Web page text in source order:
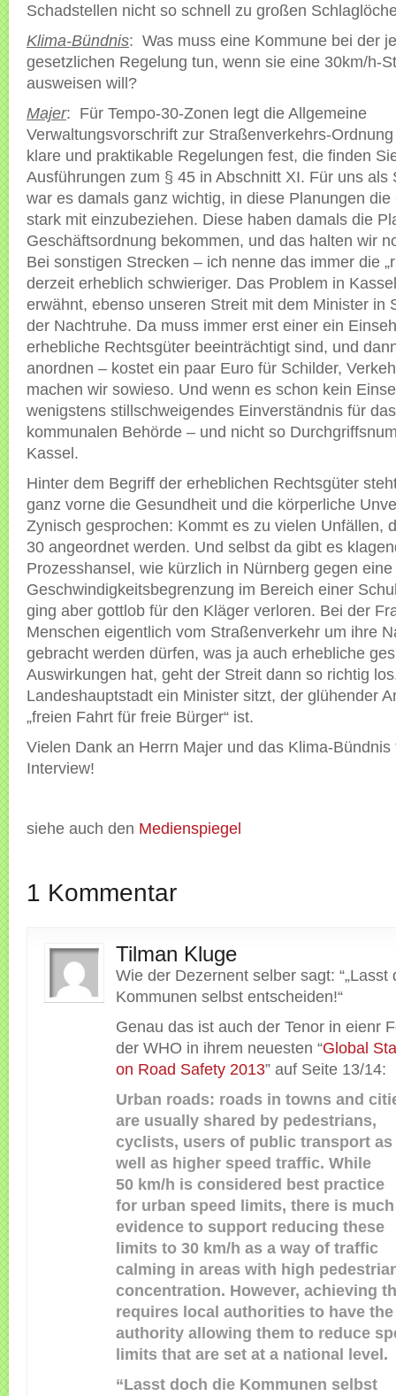
Schadstellen nicht so schnell zu großen
Klima-Bündnis: Was muss eine Kommune bei der
gesetzlichen Regelung tun, wenn sie eine 30km/h-
ausweisen will?
Majer: Für Tempo-30-Zonen legt die Allgemeine
Verwaltungsvorschrift zur Straßenverkehrs-
klare und praktikable Regelungen fest, die finden
Ausführungen zum § 45 in Abschnitt XI. Für uns als
war es damals ganz wichtig, in diese Planungen
stark mit einzubeziehen. Diese haben damals die
Geschäftsordnung bekommen, und das halten wir
Bei sonstigen Strecken – ich nenne das immer die
derzeit erheblich schwieriger. Das Problem in
erwähnt, ebenso unseren Streit mit dem Minister in
der Nachtruhe. Da muss immer erst einer ein
erhebliche Rechtsgüter beeinträchtigt sind, und
anordnen – kostet ein paar Euro für Schilder,
machen wir sowieso. Und wenn es schon kein
wenigstens stillschweigendes Einverständnis für
kommunalen Behörde – und nicht so
Kassel.
Hinter dem Begriff der erheblichen Rechtsgüter
ganz vorne die Gesundheit und die körperliche
Zynisch gesprochen: Kommt es zu vielen Unfällen,
30 angeordnet werden. Und selbst da gibt es
Prozesshansel, wie kürzlich in Nürnberg gegen eine
Geschwindigkeitsbegrenzung im Bereich einer
ging aber gottlob für den Kläger verloren. Bei der
Menschen eigentlich vom Straßenverkehr um ihre
gebracht werden dürfen, was ja auch erhebliche
Auswirkungen hat, geht der Streit dann so richtig
Landeshauptstadt ein Minister sitzt, der glühender
„freien Fahrt für freie Bürger“ ist.
Vielen Dank an Herrn Majer und das Klima-Bündnis
Interview!
siehe auch den Medienspiegel
1 Kommentar
Tilman Kluge
Wie der Dezernent selber sagt: “„Lasst
Kommunen selbst entscheiden!“
Genau das ist auch der Tenor in eienr
der WHO in ihrem neuesten “Global
on Road Safety 2013” auf Seite 13/14:
Urban roads: roads in towns and
are usually shared by pedestrians,
cyclists, users of public transport as
well as higher speed traffic. While
50 km/h is considered best practice
for urban speed limits, there is much
evidence to support reducing these
limits to 30 km/h as a way of traffic
calming in areas with high
concentration. However, achieving
requires local authorities to have the
authority allowing them to reduce
limits that are set at a national level.
“Lasst doch die Kommunen selbst